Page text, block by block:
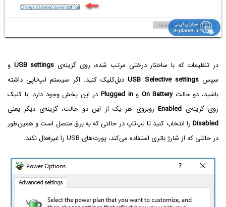
در تنظیمات که با ساختار درختی مرتب شده، روی گزینه‌ی US‌B settings و
سپسUSB Selective settingsدبل‌کلیک کنید. اگر سیستم لپ‌تاپی داشته
باشید، دو حالتOn Battery وPlugged in در این بخش وجود دارد. با کلیک
روی گزینه‌ی Enabledروبروی هر یک از این دو حالت، گزینه‌ی دیگر یعنی
Disabled را انتخاب کنید تا لپ‌تاپ در حالتی که به برق متصل است و همین‌طور
در حالتی که از شارژ باتری استفاده می‌کند، پورت‌های USB را غیرفعال نکند.